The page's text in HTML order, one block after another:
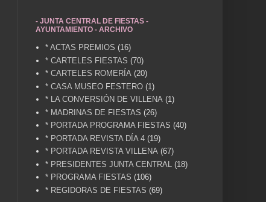
- JUNTA CENTRAL DE FIESTAS -
AYUNTAMIENTO - ARCHIVO
* ACTAS PREMIOS (16)
* CARTELES FIESTAS (70)
* CARTELES ROMERÍA (20)
* CASA MUSEO FESTERO (1)
* LA CONVERSIÓN DE VILLENA (1)
* MADRINAS DE FIESTAS (26)
* PORTADA PROGRAMA FIESTAS (40)
* PORTADA REVISTA DÍA 4 (19)
* PORTADA REVISTA VILLENA (67)
* PRESIDENTES JUNTA CENTRAL
(18)
* PROGRAMA FIESTAS (106)
* REGIDORAS DE FIESTAS (69)